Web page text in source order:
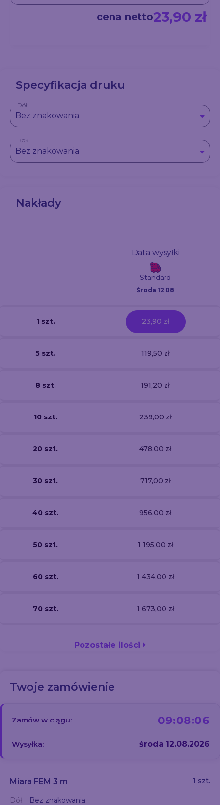
cena netto23,90 zł
Specyfikacja druku
Dół
Bez znakowania
Bok
Bez znakowania
Nakłady
Data wysyłki
Standard
Środa 12.08
1 szt. 23,90 zł
5 szt. 119,50 zł
8 szt. 191,20 zł
10 szt. 239,00 zł
20 szt. 478,00 zł
30 szt. 717,00 zł
40 szt. 956,00 zł
50 szt. 1 195,00 zł
60 szt. 1 434,00 zł
70 szt. 1 673,00 zł
Pozostałe ilości
Twoje zamówienie
Zamów w ciągu: 09:08:05
Wysyłka: środa 12.08.2026
Miara FEM 3 m 1 szt.
Dół: Bez znakowania